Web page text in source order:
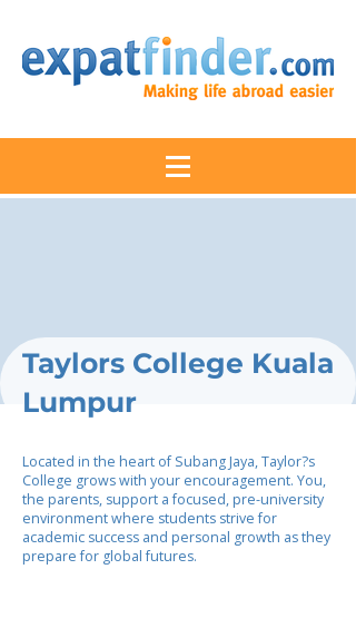
Taylors College Kuala
Lumpur
Located in the heart of Subang Jaya, Taylor?s
College grows with your encouragement. You,
the parents, support a focused, pre-university
environment where students strive for
academic success and personal growth as they
prepare for global futures.